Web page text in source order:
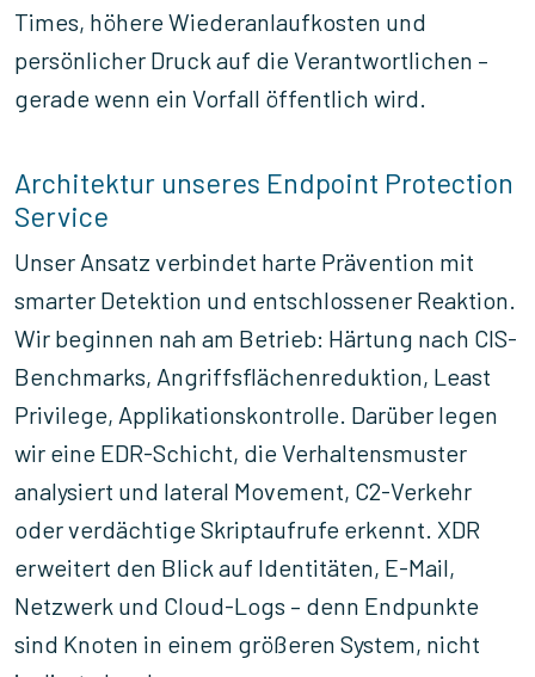
Times, höhere Wiederanlaufkosten und
persönlicher Druck auf die Verantwortlichen –
gerade wenn ein Vorfall öffentlich wird.
Architektur unseres Endpoint Protection
Service
Unser Ansatz verbindet harte Prävention mit
smarter Detektion und entschlossener Reaktion.
Wir beginnen nah am Betrieb: Härtung nach CIS-
Benchmarks, Angriffsflächenreduktion, Least
Privilege, Applikationskontrolle. Darüber legen
wir eine EDR-Schicht, die Verhaltensmuster
analysiert und lateral Movement, C2-Verkehr
oder verdächtige Skriptaufrufe erkennt. XDR
erweitert den Blick auf Identitäten, E-Mail,
Netzwerk und Cloud-Logs – denn Endpunkte
sind Knoten in einem größeren System, nicht